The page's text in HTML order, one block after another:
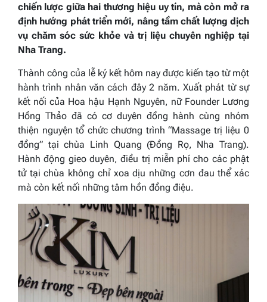
chiến lược giữa hai thương hiệu uy tín, mà còn mở ra
định hướng phát triển mới, nâng tầm chất lượng dịch
vụ chăm sóc sức khỏe và trị liệu chuyên nghiệp tại
Nha Trang.
Thành công của lễ ký kết hôm nay được kiến tạo từ một
hành trình nhân văn cách đây 2 năm. Xuất phát từ sự
kết nối của Hoa hậu Hạnh Nguyên, nữ Founder Lương
Hồng Thảo đã có cơ duyên đồng hành cùng nhóm
thiện nguyện tổ chức chương trình “Massage trị liệu 0
đồng” tại chùa Linh Quang (Đồng Rọ, Nha Trang).
Hành động gieo duyên, điều trị miễn phí cho các phật
tử tại chùa không chỉ xoa dịu những cơn đau thể xác
mà còn kết nối những tâm hồn đồng điệu.